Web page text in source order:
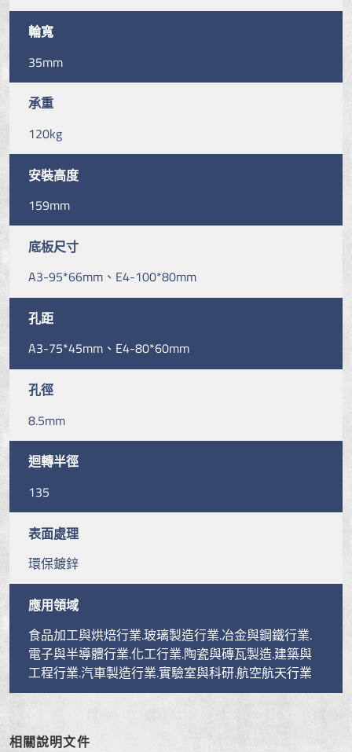
輪寬
35mm
承重
120kg
安裝高度
159mm
底板尺寸
A3-95*66mm、E4-100*80mm
孔距
A3-75*45mm、E4-80*60mm
孔徑
8.5mm
迴轉半徑
135
表面處理
環保鍍鋅
應用領域
食品加工與烘焙行業.玻璃製造行業.冶金與鋼鐵行業.
電子與半導體行業.化工行業.陶瓷與磚瓦製造.建築與
工程行業.汽車製造行業.實驗室與科研.航空航天行業
相關說明文件